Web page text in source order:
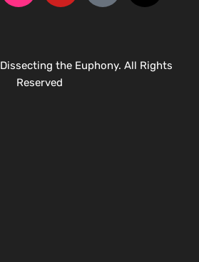
the Euphony. All Rights
Reserved